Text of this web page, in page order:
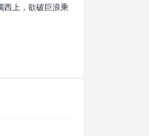
西上，欲破巨浪乘